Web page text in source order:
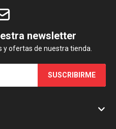
newsletter
y ofertas de nuestra tienda.
SUSCRIBIRME